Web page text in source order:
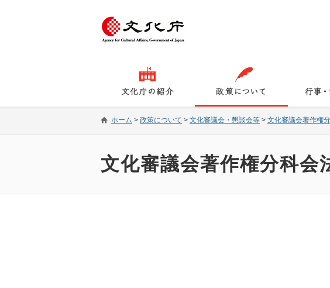
ホーム > 政策について > 文化審議会・懇談会等 > 文化審議会著作権
文化審議会著作権分科会